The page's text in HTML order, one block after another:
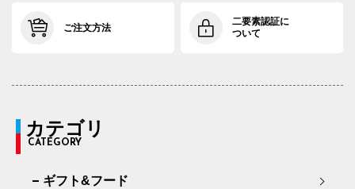
ご注文方法
二要素認証に
ついて
カテゴリ
CATEGORY
ギフト&フード